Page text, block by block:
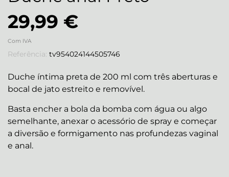
29,99 €
Com IVA
Referência: tv954024144505746
Duche íntima preta de 200 ml com três aberturas e
bocal de jato estreito e removível.
Basta encher a bola da bomba com água ou algo
semelhante, anexar o acessório de spray e começar
a diversão e formigamento nas profundezas vaginal
e anal.